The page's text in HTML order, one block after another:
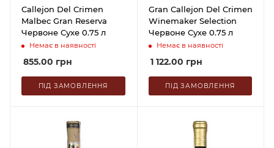
Callejon Del Crimen
Malbec Gran Reserva
Червоне Сухе 0.75 л
Немає в наявності
855.00 грн
ПІД ЗАМОВЛЕННЯ
Gran Callejon Del Crimen
Winemaker Selection
Червоне Сухе 0.75 л
Немає в наявності
1 122.00 грн
ПІД ЗАМОВЛЕННЯ